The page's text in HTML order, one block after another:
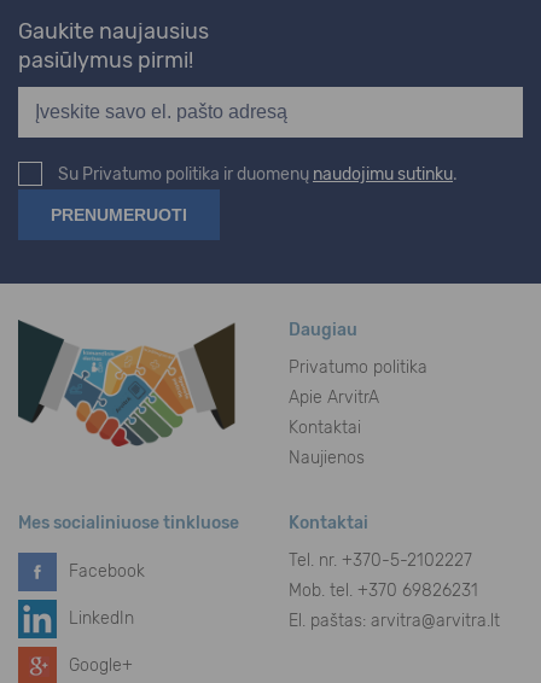
Gaukite naujausius
pasiūlymus pirmi!
Su Privatumo politika ir duomenų naudojimu sutinku.
Daugiau
Privatumo politika
Apie ArvitrA
Kontaktai
Naujienos
Mes socialiniuose tinkluose
Facebook
LinkedIn
Google+
Kontaktai
Tel. nr. +370-5-2102227
Mob. tel. +370 69826231
El. paštas:arvitra@arvitra.lt